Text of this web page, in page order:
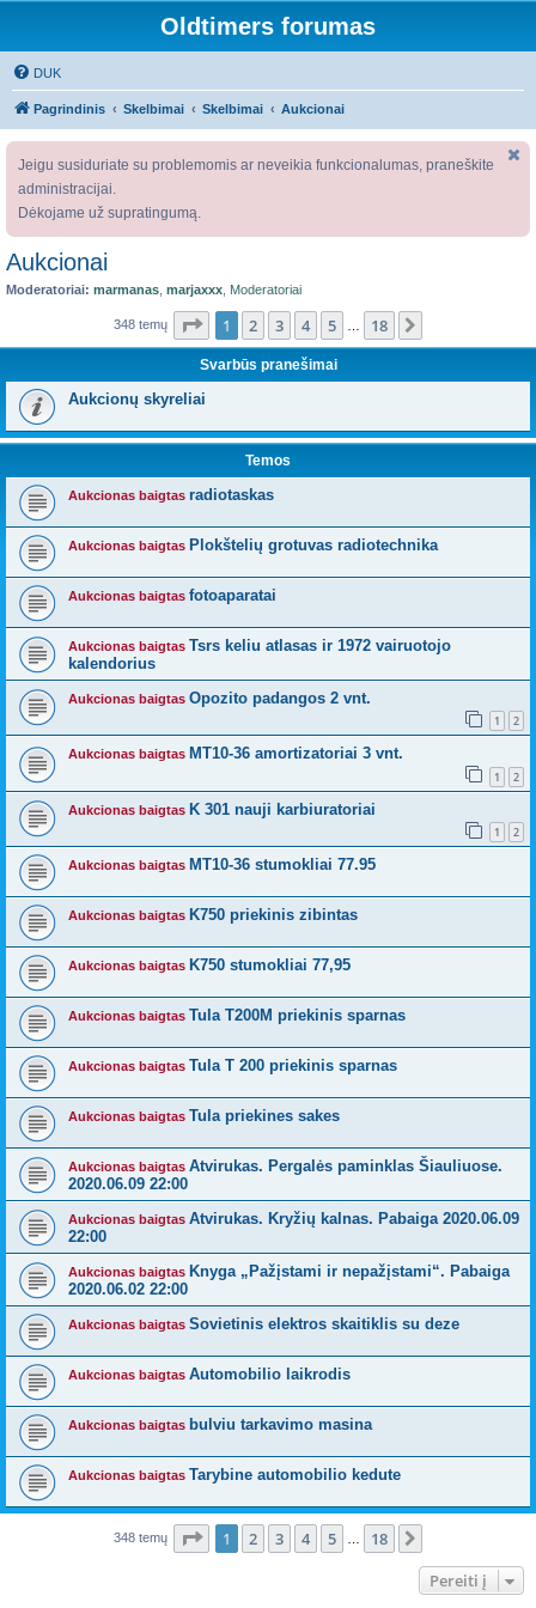
Oldtimers forumas
DUK
Pagrindinis Skelbimai Skelbimai Aukcionai
Jeigu susiduriate su problemomis ar neveikia funkcionalumas, praneškite
administracijai.
Dėkojame už supratingumą.
Aukcionai
Moderatoriai: marmanas marjaxxx Moderatoriai
348 temų Puslapis 1iš 18
1 2 3 4 5 18
Svarbūs pranešimai
Aukcionų skyreliai
Temos
Aukcionas baigtas radiotaskas
Aukcionas baigtas Plokštelių grotuvas radiotechnika
Aukcionas baigtas fotoaparatai
Aukcionas baigtas Tsrs keliu atlasas ir 1972 vairuotojo
kalendorius
Aukcionas baigtas Opozito padangos 2 vnt.
1 2
Aukcionas baigtas MT10-36 amortizatoriai 3 vnt.
1 2
Aukcionas baigtas K 301 nauji karbiuratoriai
1 2
Aukcionas baigtas MT10-36 stumokliai 77.95
Aukcionas baigtas K750 priekinis zibintas
Aukcionas baigtas K750 stumokliai 77,95
Aukcionas baigtas Tula T200M priekinis sparnas
Aukcionas baigtas Tula T 200 priekinis sparnas
Aukcionas baigtas Tula priekines sakes
Aukcionas baigtas Atvirukas. Pergalės paminklas Šiauliuose.
2020.06.09 22:00
Aukcionas baigtas Atvirukas. Kryžių kalnas. Pabaiga 2020.06.09
22:00
Aukcionas baigtas Knyga „Pažįstami ir nepažįstami“. Pabaiga
2020.06.02 22:00
Aukcionas baigtas Sovietinis elektros skaitiklis su deze
Aukcionas baigtas Automobilio laikrodis
Aukcionas baigtas bulviu tarkavimo masina
Aukcionas baigtas Tarybine automobilio kedute
348 temų Puslapis 1iš 18
1 2 3 4 5 … 18
Pereiti į